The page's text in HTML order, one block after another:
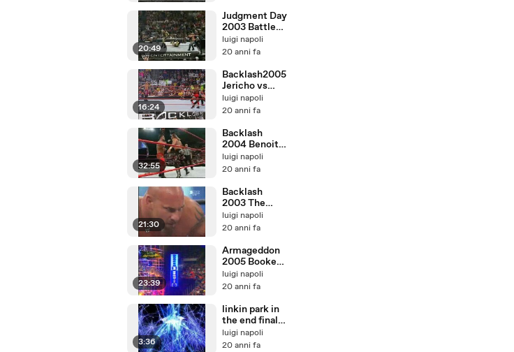
20:49
Judgment Day
2003 Battle
Royal
luigi napoli
20 anni fa
16:24
Backlash2005
Jericho vs
Benjamin
luigi napoli
20 anni fa
32:55
Backlash
2004 Benoit
Vs HHH Vs
HBK
luigi napoli
20 anni fa
21:30
Backlash
2003 The
Rock vs
Goldberg
luigi napoli
20 anni fa
23:39
Armageddon
2005 Booker
T vs Chris
Benoit
luigi napoli
20 anni fa
3:36
linkin park in
the end final
fantasy 9
luigi napoli
20 anni fa